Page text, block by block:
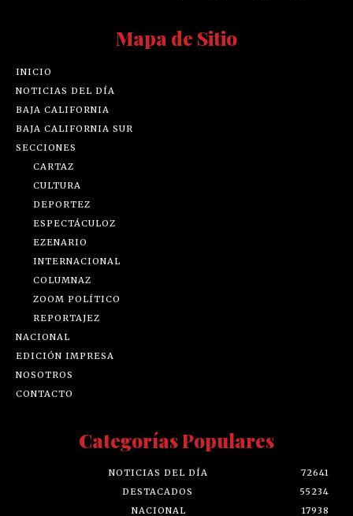
Mapa de Sitio
INICIO
NOTICIAS DEL DÍA
BAJA CALIFORNIA
BAJA CALIFORNIA SUR
SECCIONES
CARTAZ
CULTURA
DEPORTEZ
ESPECTÁCULOZ
EZENARIO
INTERNACIONAL
COLUMNAZ
ZOOM POLÍTICO
REPORTAJEZ
NACIONAL
EDICIÓN IMPRESA
NOSOTROS
CONTACTO
Categorías Populares
NOTICIAS DEL DÍA
72641
DESTACADOS
55234
NACIONAL
17938